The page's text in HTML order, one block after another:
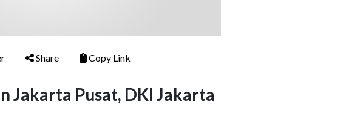
Share Copy Link
Jakarta Pusat, DKI Jakarta